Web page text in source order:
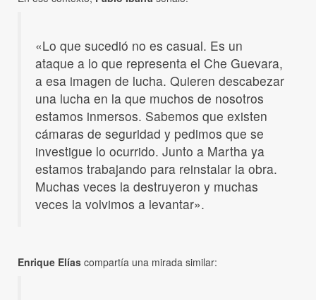
«Lo que sucedió no es casual. Es un
ataque a lo que representa el Che Guevara,
a esa imagen de lucha. Quieren descabezar
una lucha en la que muchos de nosotros
estamos inmersos. Sabemos que existen
cámaras de seguridad y pedimos que se
investigue lo ocurrido. Junto a Martha ya
estamos trabajando para reinstalar la obra.
Muchas veces la destruyeron y muchas
veces la volvimos a levantar».
Enrique Elías compartía una mirada similar: